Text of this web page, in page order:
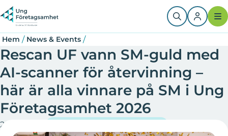
Hoppa
till
huvudinnehåll
Länkstig
Hem / News & Events /
Rescan UF vann SM-guld med
AI-scanner för återvinning –
här är alla vinnare på SM i Ung
Företagsamhet 2026
2026-05-28